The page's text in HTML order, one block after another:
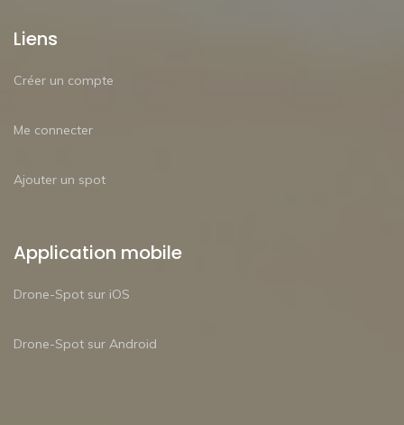
Liens
Créer un compte
Me connecter
Ajouter un spot
Application mobile
Drone-Spot sur iOS
Drone-Spot sur Android